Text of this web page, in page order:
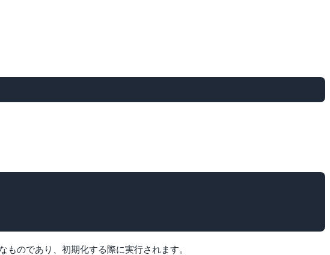
ものであり、初期化する際に実行されます。